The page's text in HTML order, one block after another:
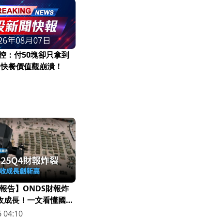
：付50塊卻只拿到
餐價值觀崩潰！
告】ONDS財報炸
成長！一文看懂國防
04:10